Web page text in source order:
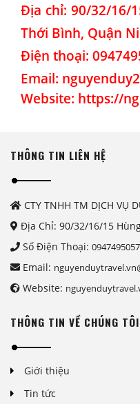
Địa chỉ: 90/32/16/
Thới Bình, Quận
Điện thoại:
Email:
Website: https://
THÔNG TIN LIÊN HỆ
CTY TNHH TM DỊCH VỤ
Địa Chỉ: 90/32/16/15
Số Điện Thoại: 0947495057
Email:
Website:
THÔNG TIN VỀ CHÚNG TÔI
Giới thiệu
Tin tức